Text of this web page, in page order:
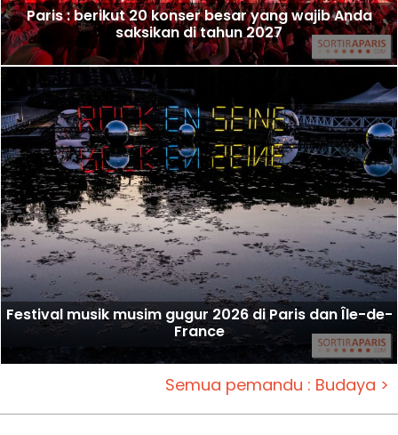
Paris : berikut 20 konser besar yang wajib Anda
saksikan di tahun 2027
Festival musik musim gugur 2026 di Paris dan Île-de-
France
Semua pemandu : Budaya >